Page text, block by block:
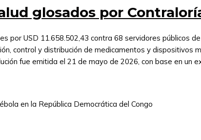
glosados por
por USD 11.658.502,43 contra 68 servidores públicos
control y distribución de medicamentos y dispositivos
fue emitida el 21 de mayo de 2026, con base en un